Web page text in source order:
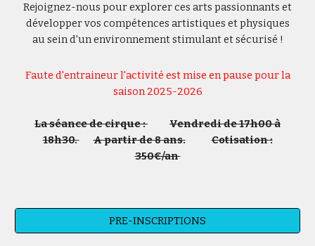
Rejoignez-nous pour explorer ces arts passionnants et
développer vos compétences artistiques et physiques
au sein d'un environnement stimulant et sécurisé !
Faute d'entraineur l'activité est mise en pause pour la
saison 2025-2026
La séance de cirque :
Vendredi de 17h00 à
18h30.
A partir de 8 ans.
Cotisation :
350€/an
PRE-INSCRIPTIONS